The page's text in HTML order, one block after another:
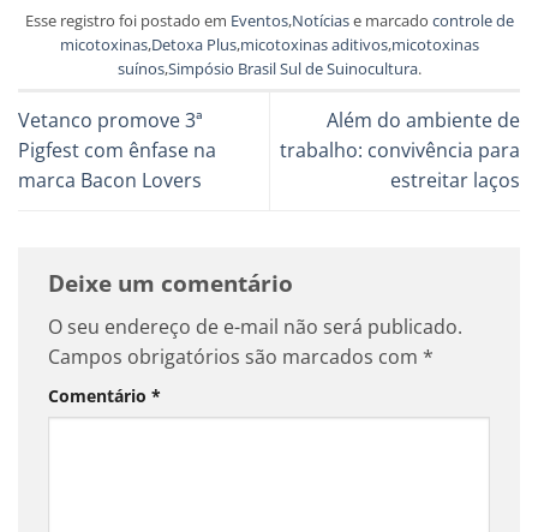
Esse registro foi postado em Eventos,Notíciase marcado controle de
micotoxinas,Detoxa Plus,micotoxinas aditivos,micotoxinas
suínos,Simpósio Brasil Sul de Suinocultura.
Vetanco promove 3ª
Pigfest com ênfase na
marca Bacon Lovers
Além do ambiente de
trabalho: convivência para
estreitar laços
Deixe um comentário
O seu endereço de e-mail não será publicado.
Campos obrigatórios são marcados com *
Comentário *